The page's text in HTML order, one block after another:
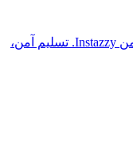
احصل على ١٬٠٠٠ تعليقات على إنستغرام من Instazzy. تسليم آمن،